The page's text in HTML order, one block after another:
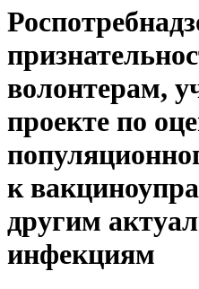
волонтерам,
проекте по
к
другим
инфекциям